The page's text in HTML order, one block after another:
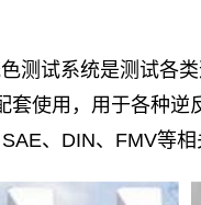
测试系统是测试各
套使用，用于各种
、DIN、FMV等相